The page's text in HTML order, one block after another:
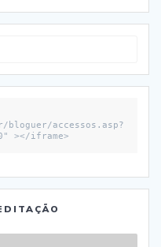
accessos.asp?
></iframe>